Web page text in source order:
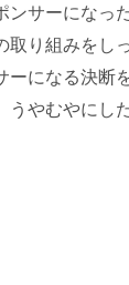
ンサーになっ
取り組みをし
ーになる決断
うやむやにし